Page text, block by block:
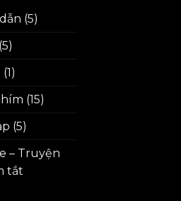
(5)
(1)
(15)
(5)
– Truyện
tắt